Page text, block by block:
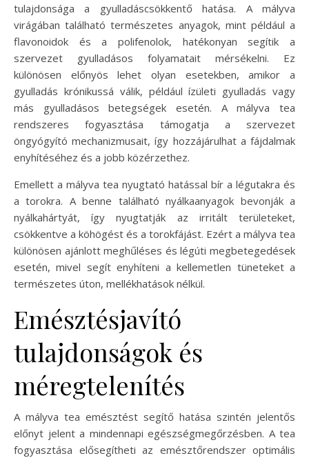
tulajdonsága a gyulladáscsökkentő hatása. A mályva
virágában található természetes anyagok, mint például a
flavonoidok és a polifenolok, hatékonyan segítik a
szervezet gyulladásos folyamatait mérsékelni. Ez
különösen előnyös lehet olyan esetekben, amikor a
gyulladás krónikussá válik, például ízületi gyulladás vagy
más gyulladásos betegségek esetén. A mályva tea
rendszeres fogyasztása támogatja a szervezet
öngyógyító mechanizmusait, így hozzájárulhat a fájdalmak
enyhítéséhez és a jobb közérzethez.
Emellett a mályva tea nyugtató hatással bír a légutakra és
a torokra. A benne található nyálkaanyagok bevonják a
nyálkahártyát, így nyugtatják az irritált területeket,
csökkentve a köhögést és a torokfájást. Ezért a mályva tea
különösen ajánlott meghűléses és légúti megbetegedések
esetén, mivel segít enyhíteni a kellemetlen tüneteket a
természetes úton, mellékhatások nélkül.
Emésztésjavító
tulajdonságok és
méregtelenítés
A mályva tea emésztést segítő hatása szintén jelentős
előnyt jelent a mindennapi egészségmegőrzésben. A tea
fogyasztása elősegítheti az emésztőrendszer optimális